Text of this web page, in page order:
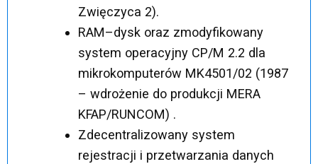
Zwięczyca 2).
RAM–dysk oraz zmodyfikowany
system operacyjny CP/M 2.2 dla
mikrokomputerów MK4501/02 (1987
– wdrożenie do produkcji MERA
KFAP/RUNCOM) .
Zdecentralizowany system
rejestracji i przetwarzania danych